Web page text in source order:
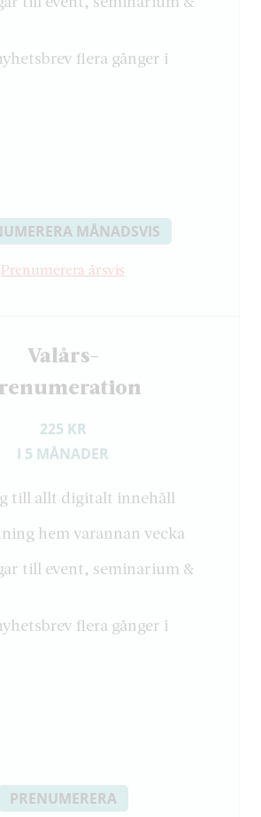
flera gånger i
MÅNADSVIS
Prenumerera årsvis
Valårs-
225 KR
I 5 MÅNADER
till allt digitalt innehåll
hem varannan vecka
till event, seminarium &
flera gånger i
PRENUMERERA